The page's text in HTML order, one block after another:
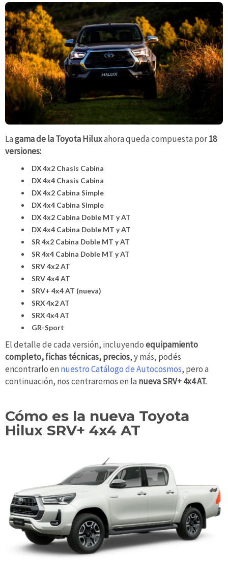
Lagama de la Toyota Hiluxahora queda compuesta por18
versiones:
DX 4x2 Chasis Cabina
DX 4x4 Chasis Cabina
DX 4x2 Cabina Simple
DX 4x4 Cabina Simple
DX 4x2 Cabina Doble MT y AT
DX 4x4 Cabina Doble MT y AT
SR 4x2 Cabina Doble MT y AT
SR 4x4 Cabina Doble MT y AT
SRV 4x2 AT
SRV 4x4 AT
SRV+ 4x4 AT (nueva)
SRX 4x2 AT
SRX 4x4 AT
GR-Sport
El detalle de cada versión, incluyendoequipamiento
completo, fichas técnicas, precios, y más, podés
encontrarlo en nuestro Catálogo de Autocosmos, pero a
continuación, nos centraremos en la nueva SRV+ 4x4 AT.
Cómo es la nueva Toyota
Hilux SRV+ 4x4 AT